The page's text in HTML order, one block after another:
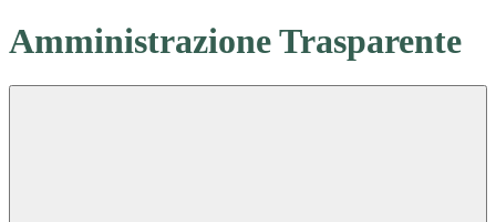
Amministrazione Trasparente